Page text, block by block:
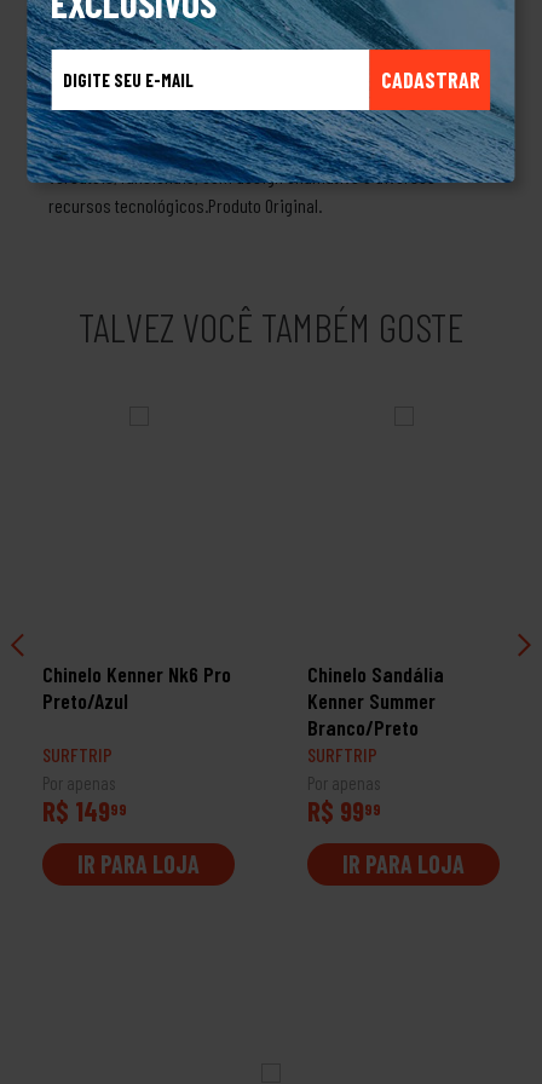
CADASTRAR
Jim resolveu criar óculos de sol desenvolvidos para pilotos de
carro de corrida e, com o passar do tempo, foi desenvolvendo
mochilas para alpinismo, calçados esportivos e relógios de
pulso. Não demorou para marca expandir para diversas outras
categorias alcançando todo o tipo de público, com produtos
versáteis, funcionais, com design chamativo e diversos
recursos tecnológicos.Produto Original.
TALVEZ VOCÊ TAMBÉM GOSTE
Chinelo Kenner Nk6 Pro
Preto/Azul
SURFTRIP
Por apenas
R$ 14999
IR PARA LOJA
Chinelo Sandália
Kenner Summer
Branco/Preto
SURFTRIP
Por apenas
R$ 9999
IR PARA LOJA